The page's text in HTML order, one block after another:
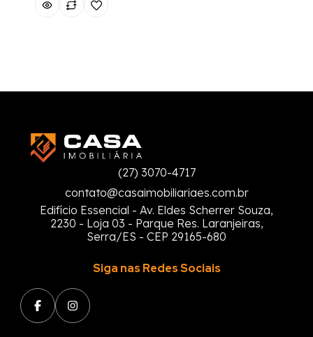
(27) 3070-4717
contato@casaimobiliariaes.com.br
Edifício Essencial - Av. Eldes Scherrer Souza,
2230 - Loja 03 - Parque Res. Laranjeiras,
Serra/ES - CEP 29165-680
Siga nas Redes Sociais